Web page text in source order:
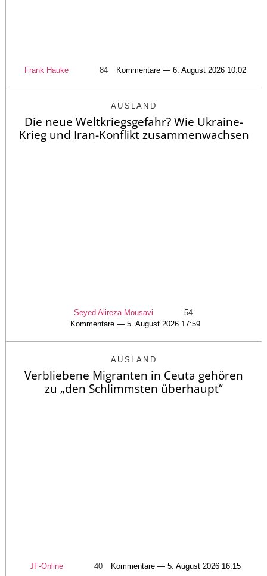
Frank Hauke 84 Kommentare — 6. August 2026 10:02
AUSLAND
Die neue Weltkriegsgefahr? Wie Ukraine-
Krieg und Iran-Konflikt zusammenwachsen
Seyed Alireza Mousavi
54
Kommentare — 5. August 2026 17:59
AUSLAND
Verbliebene Migranten in Ceuta gehören
zu „den Schlimmsten überhaupt“
JF-Online 40 Kommentare — 5. August 2026 16:15